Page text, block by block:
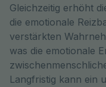
Gleichzeitig erhöht
die emotionale
verstärkten
was die emotionale
Langfristig kann ein